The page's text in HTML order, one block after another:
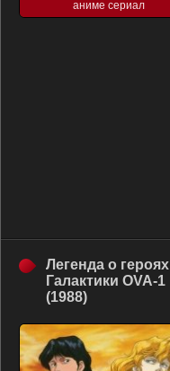
аниме сериал
Легенда о героях
Галактики OVA-1
(1988)